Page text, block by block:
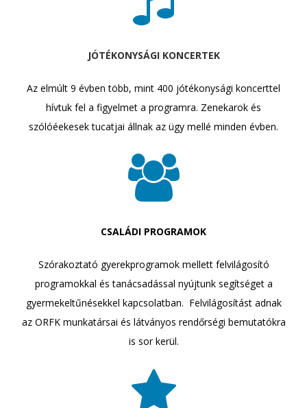
JÓTÉKONYSÁGI KONCERTEK
Az elmúlt 9 évben több, mint 400 jótékonysági koncerttel
hívtuk fel a figyelmet a programra. Zenekarok és
szólóéekesek tucatjai állnak az ügy mellé minden évben.
CSALÁDI PROGRAMOK
Szórakoztató gyerekprogramok mellett felvilágosító
programokkal és tanácsadással nyújtunk segítséget a
gyermekeltűnésekkel kapcsolatban. Felvilágosítást adnak
az ORFK munkatársai és látványos rendőrségi bemutatókra
is sor kerül.